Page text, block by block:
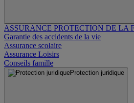
ASSURANCE PROTECTION DE LA
Garantie des accidents de la vie
Assurance scolaire
Assurance Loisirs
Conseils famille
Protection juridique